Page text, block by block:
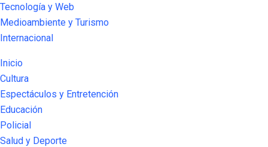
Tecnología y Web
Medioambiente y Turismo
Internacional
Inicio
Cultura
Espectáculos y Entretención
Educación
Policial
Salud y Deporte